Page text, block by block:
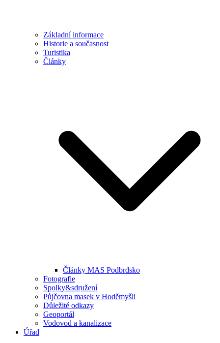
Základní informace
Historie a současnost
Turistika
Články
Články MAS Podbrdsko
Fotografie
Spolky&sdružení
Půjčovna masek v Hoděmyšli
Důležité odkazy
Geoportál
Vodovod a kanalizace
Úřad